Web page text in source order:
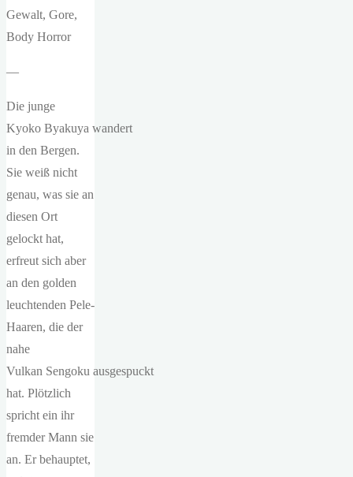
Gewalt, Gore,
Body Horror
—
Die junge
Kyoko Byakuya wandert
in den Bergen.
Sie weiß nicht
genau, was sie an
diesen Ort
gelockt hat,
erfreut sich aber
an den golden
leuchtenden Pele-
Haaren, die der
nahe
Vulkan Sengoku ausgespuckt
hat. Plötzlich
spricht ein ihr
fremder Mann sie
an. Er behauptet,